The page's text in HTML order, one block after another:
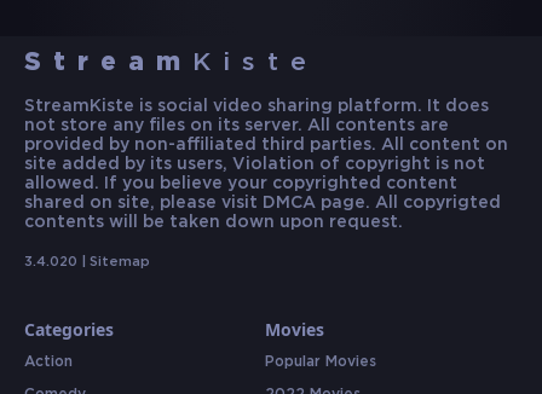
Stream Kiste
StreamKiste is social video sharing platform. It does
not store any files on its server. All contents are
provided by non-affiliated third parties. All content on
site added by its users, Violation of copyright is not
allowed. If you believe your copyrighted content
shared on site, please visit DMCA page. All copyrigted
contents will be taken down upon request.
3.4.020 | Sitemap
Categories
Action
Movies
Popular Movies